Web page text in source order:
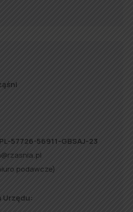
57726-56911-GBSAJ-23
podawcze)
Urzędu: